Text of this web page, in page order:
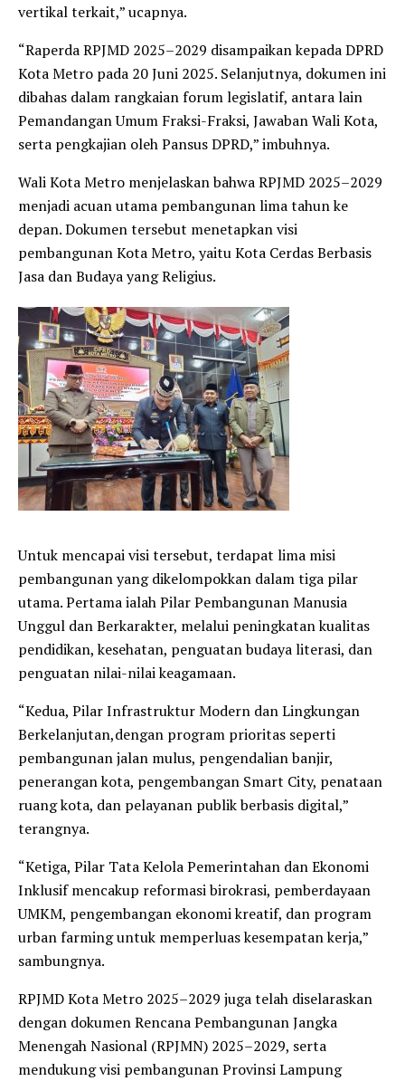
vertikal terkait,” ucapnya.
“Raperda RPJMD 2025–2029 disampaikan kepada DPRD
Kota Metro pada 20 Juni 2025. Selanjutnya, dokumen ini
dibahas dalam rangkaian forum legislatif, antara lain
Pemandangan Umum Fraksi-Fraksi, Jawaban Wali Kota,
serta pengkajian oleh Pansus DPRD,” imbuhnya.
Wali Kota Metro menjelaskan bahwa RPJMD 2025–2029
menjadi acuan utama pembangunan lima tahun ke
depan. Dokumen tersebut menetapkan visi
pembangunan Kota Metro, yaitu Kota Cerdas Berbasis
Jasa dan Budaya yang Religius.
Untuk mencapai visi tersebut, terdapat lima misi
pembangunan yang dikelompokkan dalam tiga pilar
utama. Pertama ialah Pilar Pembangunan Manusia
Unggul dan Berkarakter, melalui peningkatan kualitas
pendidikan, kesehatan, penguatan budaya literasi, dan
penguatan nilai-nilai keagamaan.
“Kedua, Pilar Infrastruktur Modern dan Lingkungan
Berkelanjutan,dengan program prioritas seperti
pembangunan jalan mulus, pengendalian banjir,
penerangan kota, pengembangan Smart City, penataan
ruang kota, dan pelayanan publik berbasis digital,”
terangnya.
“Ketiga, Pilar Tata Kelola Pemerintahan dan Ekonomi
Inklusif mencakup reformasi birokrasi, pemberdayaan
UMKM, pengembangan ekonomi kreatif, dan program
urban farming untuk memperluas kesempatan kerja,”
sambungnya.
RPJMD Kota Metro 2025–2029 juga telah diselaraskan
dengan dokumen Rencana Pembangunan Jangka
Menengah Nasional (RPJMN) 2025–2029, serta
mendukung visi pembangunan Provinsi Lampung